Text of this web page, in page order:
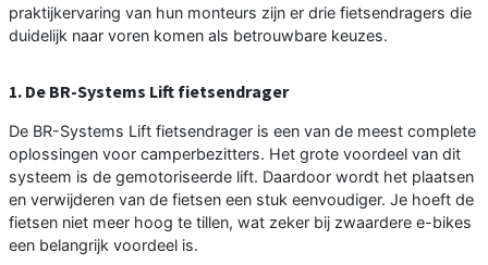
praktijkervaring van hun monteurs zijn er drie fietsendragers die
duidelijk naar voren komen als betrouwbare keuzes.
1. De BR-Systems Lift fietsendrager
De BR-Systems Lift fietsendrager is een van de meest complete
oplossingen voor camperbezitters. Het grote voordeel van dit
systeem is de gemotoriseerde lift. Daardoor wordt het plaatsen
en verwijderen van de fietsen een stuk eenvoudiger. Je hoeft de
fietsen niet meer hoog te tillen, wat zeker bij zwaardere e-bikes
een belangrijk voordeel is.